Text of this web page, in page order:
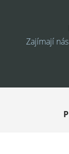
Zajímají